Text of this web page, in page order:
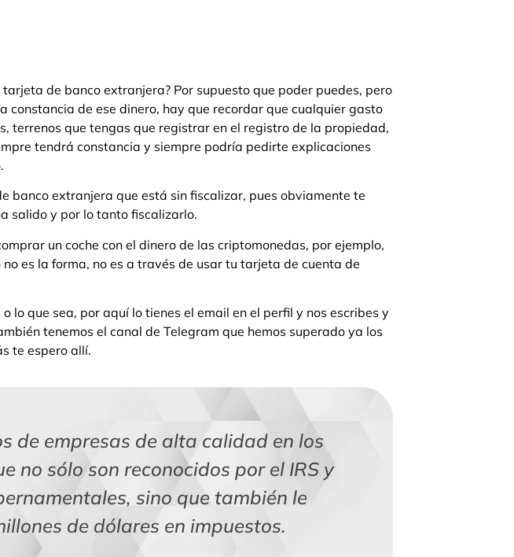
tarjeta de banco extranjera? Por supuesto que poder puedes, pero
constancia de ese dinero, hay que recordar que cualquier gasto
terrenos que tengas que registrar en el registro de la propiedad,
tendrá constancia y siempre podría pedirte explicaciones
banco extranjera que está sin fiscalizar, pues obviamente te
salido y por lo tanto fiscalizarlo.
un coche con el dinero de las criptomonedas, por ejemplo,
es la forma, no es a través de usar tu tarjeta de cuenta de
lo que sea, por aquí lo tienes el email en el perfil y nos escribes y
tenemos el canal de Telegram que hemos superado ya los
te espero allí.
de empresas de alta calidad en los
no sólo son reconocidos por el IRS y
sino que también le
de dólares en impuestos.